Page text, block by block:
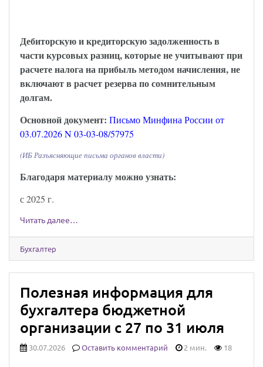
Дебиторскую и кредиторскую задолженность в
части курсовых разниц, которые не учитывают при
расчете налога на прибыль методом начисления, не
включают в расчет резерва по сомнительным
долгам.
Основной документ: Письмо Минфина России от
03.07.2026 N 03-03-08/57975
(ИБ Разъясняющие письма органов власти)
Благодаря материалу можно узнать:
с 2025 г.
Читать далее…
Бухгалтер
Полезная информация для
бухгалтера бюджетной
организации с 27 по 31 июля
30.07.2026 Оставить комментарий 2 мин. 18